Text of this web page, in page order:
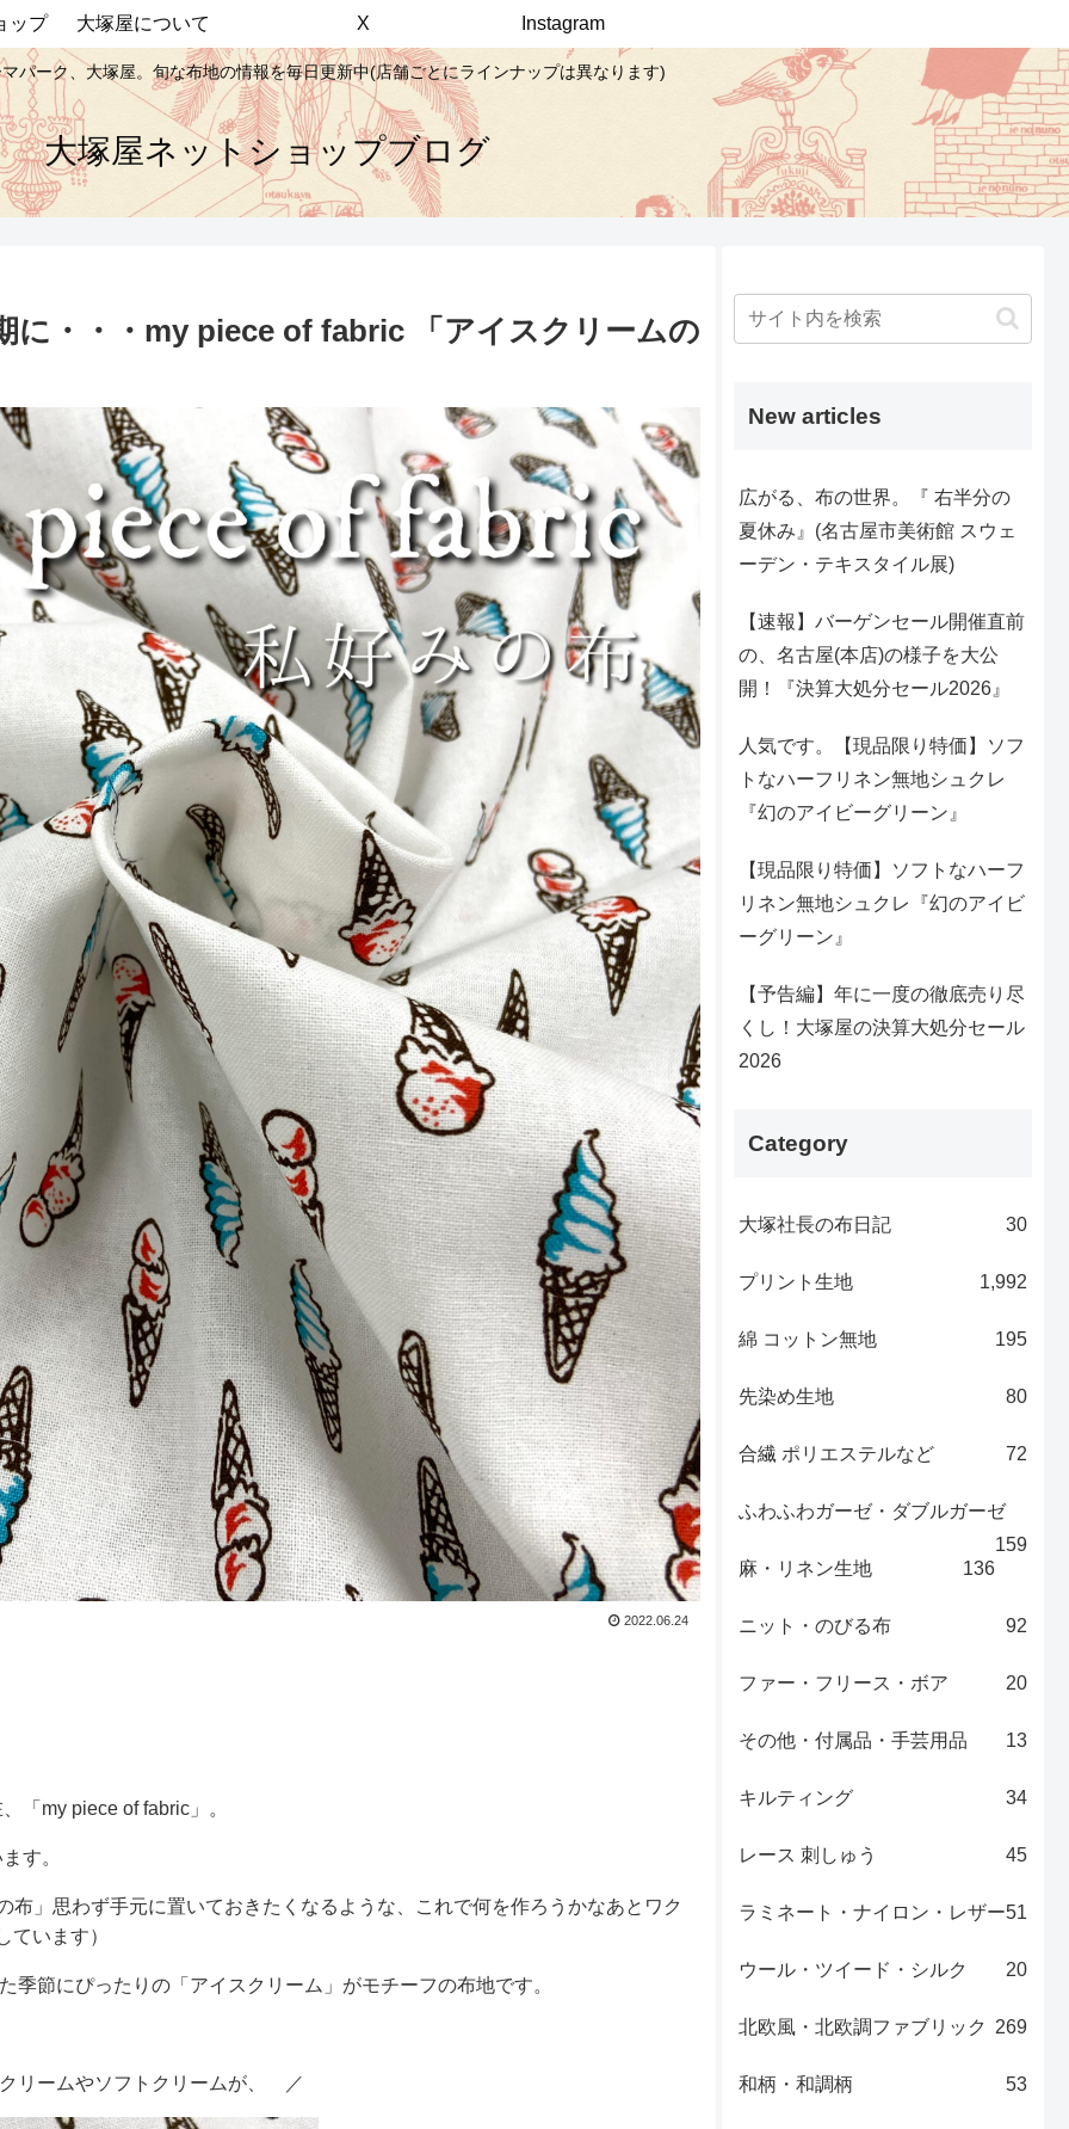
パーク、大塚屋。旬な布地の情報を毎日更新中(店舗ごとにラインナップは異なります)
大塚屋ネットショップブログ
ップ 大塚屋について X Instagram
に・・・my piece of fabric 「アイスクリームの
2022.06.24
「my piece of fabric」。
す。
」思わず手元に置いておきたくなるような、これで何を作ろうかなあとワク
います）
節にぴったりの「アイスクリーム」がモチーフの布地です。
リームやソフトクリームが、 ／
New articles
広がる、布の世界。『 右半分の
夏休み』(名古屋市美術館 スウェ
ーデン・テキスタイル展)
【速報】バーゲンセール開催直前
の、名古屋(本店)の様子を大公
開！『決算大処分セール2026』
人気です。【現品限り特価】ソフ
トなハーフリネン無地シュクレ
『幻のアイビーグリーン』
【現品限り特価】ソフトなハーフ
リネン無地シュクレ『幻のアイビ
ーグリーン』
【予告編】年に一度の徹底売り尽
くし！大塚屋の決算大処分セール
2026
Category
大塚社長の布日記 30
プリント生地 1,992
綿 コットン無地 195
先染め生地 80
合繊 ポリエステルなど 72
ふわふわガーゼ・ダブルガーゼ
159
麻・リネン生地
136
ニット・のびる布 92
ファー・フリース・ボア 20
その他・付属品・手芸用品 13
キルティング 34
レース 刺しゅう 45
ラミネート・ナイロン・レザー51
ウール・ツイード・シルク 20
北欧風・北欧調ファブリック 269
和柄・和調柄 53